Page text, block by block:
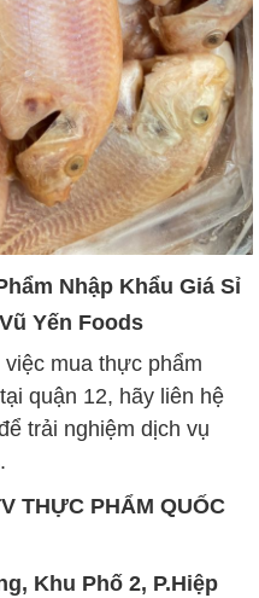
Nhập Khẩu Giá Sỉ
Yến Foods
mua thực phẩm
quận 12, hãy liên hệ
trải nghiệm dịch vụ
THỰC PHẨM QUỐC
Khu Phố 2, P.Hiệp